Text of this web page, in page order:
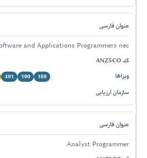
and Applications Programmers nec
189
190
491
Analyst Programmer